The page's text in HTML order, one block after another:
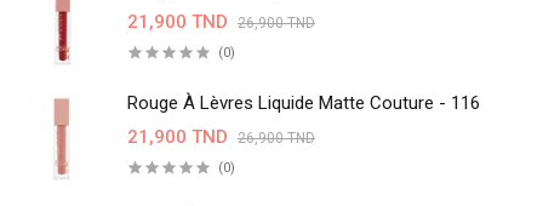
21,900 TND
26,900 TND
(0)
Rouge À Lèvres Liquide Matte Couture - 116
21,900 TND
26,900 TND
(0)